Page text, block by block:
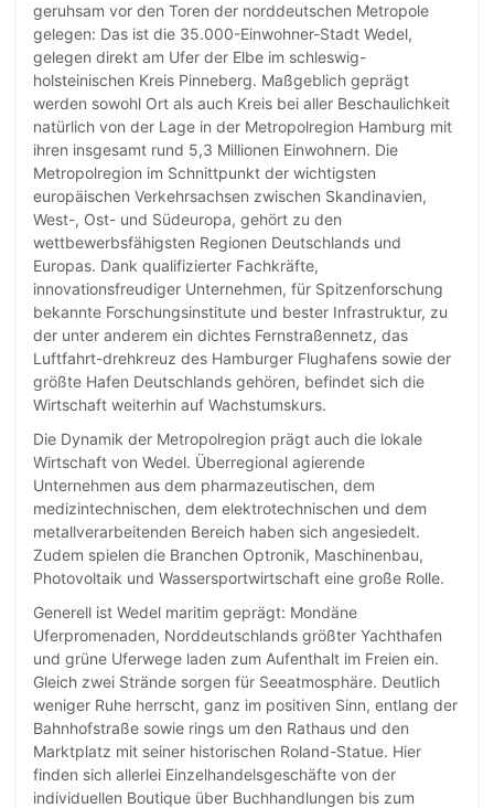
geruhsam vor den Toren der norddeutschen Metropole
gelegen: Das ist die 35.000-Einwohner-Stadt Wedel,
gelegen direkt am Ufer der Elbe im schleswig-
holsteinischen Kreis Pinneberg. Maßgeblich geprägt
werden sowohl Ort als auch Kreis bei aller Beschaulichkeit
natürlich von der Lage in der Metropolregion Hamburg mit
ihren insgesamt rund 5,3 Millionen Einwohnern. Die
Metropolregion im Schnittpunkt der wichtigsten
europäischen Verkehrsachsen zwischen Skandinavien,
West-, Ost- und Südeuropa, gehört zu den
wettbewerbsfähigsten Regionen Deutschlands und
Europas. Dank qualifizierter Fachkräfte,
innovationsfreudiger Unternehmen, für Spitzenforschung
bekannte Forschungsinstitute und bester Infrastruktur, zu
der unter anderem ein dichtes Fernstraßennetz, das
Luftfahrt-drehkreuz des Hamburger Flughafens sowie der
größte Hafen Deutschlands gehören, befindet sich die
Wirtschaft weiterhin auf Wachstumskurs.
Die Dynamik der Metropolregion prägt auch die lokale
Wirtschaft von Wedel. Überregional agierende
Unternehmen aus dem pharmazeutischen, dem
medizintechnischen, dem elektrotechnischen und dem
metallverarbeitenden Bereich haben sich angesiedelt.
Zudem spielen die Branchen Optronik, Maschinenbau,
Photovoltaik und Wassersportwirtschaft eine große Rolle.
Generell ist Wedel maritim geprägt: Mondäne
Uferpromenaden, Norddeutschlands größter Yachthafen
und grüne Uferwege laden zum Aufenthalt im Freien ein.
Gleich zwei Strände sorgen für Seeatmosphäre. Deutlich
weniger Ruhe herrscht, ganz im positiven Sinn, entlang der
Bahnhofstraße sowie rings um den Rathaus und den
Marktplatz mit seiner historischen Roland-Statue. Hier
finden sich allerlei Einzelhandelsgeschäfte von der
individuellen Boutique über Buchhandlungen bis zum